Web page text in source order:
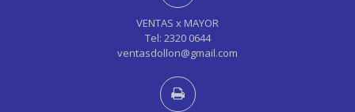
VENTAS x MAYOR
Tel: 2320 0644
ventasdollon@gmail.com